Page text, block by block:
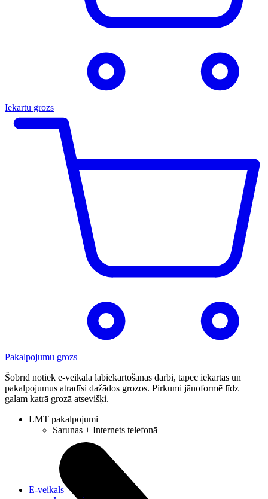
Iekārtu grozs
Pakalpojumu grozs
Šobrīd notiek e-veikala labiekārtošanas darbi, tāpēc iekārtas un
pakalpojumus atradīsi dažādos grozos. Pirkumi jānoformē līdz
galam katrā grozā atsevišķi.
LMT pakalpojumi
Sarunas + Internets telefonā
E-veikals